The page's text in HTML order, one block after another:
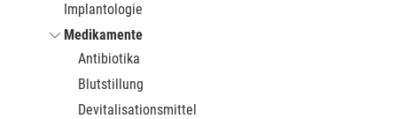
Implantologie
Medikamente
Antibiotika
Blutstillung
Devitalisationsmittel